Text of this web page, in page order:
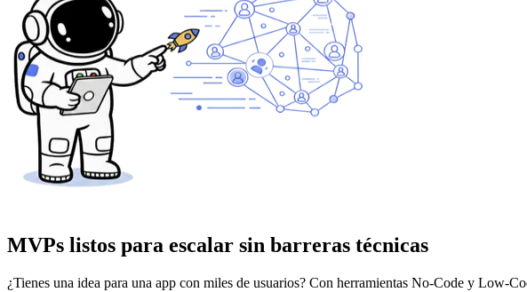
MVPs listos para escalar sin barreras técnicas
¿Tienes una idea para una app con miles de usuarios? Con herramientas No-Code y Low-